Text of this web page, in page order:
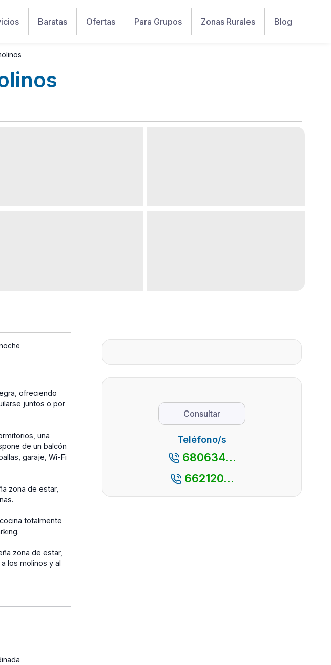
Baratas Ofertas Para Grupos Zonas Rurales Blog
ofreciendo
juntos o por
una
de un balcón
garaje, Wi-Fi
zona de estar,
totalmente
zona de estar,
los molinos y al
Consultar
Teléfono/s
680634...
662120...